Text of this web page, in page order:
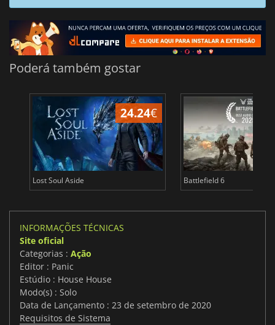
Poderá também gostar
24.24€
Lost Soul Aside Battlefield 6
INFORMAÇÕES TÉCNICAS
Site oficial
Categorias : Ação
Editor : Panic
Estúdio : House House
Modo(s) : Solo
Data de Lançamento : 23 de setembro de 2020
Requisitos de Sistema